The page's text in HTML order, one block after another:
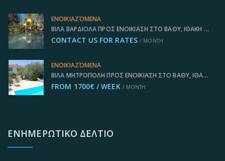
ΕΝΟΙΚΙΑΖΌΜΕΝΑ
ΒΊΛΑ ΒΑΡΔΙΌΛΑ ΠΡΟΣ ΕΝΟΙΚΊΑΣΗ ΣΤΟ ΒΑΘΎ, ΙΘΆΚΗ ΕΛΛΆΔΑ, IDMVR004VAT
CONTACT US FOR RATES/ MONTH
ΕΝΟΙΚΙΑΖΌΜΕΝΑ
ΒΊΛΑ ΜΗΤΡΌΠΟΛΗ ΠΡΟΣ ΕΝΟΙΚΊΑΣΗ ΣΤΟ ΒΑΘΎ, ΙΘΆΚΗ ΕΛΛΆΔΑ IDMVR008VAT
FROM 1700€ / WEEK / MONTH
ΕΝΗΜΕΡΩΤΙΚΌ ΔΕΛΤΊΟ